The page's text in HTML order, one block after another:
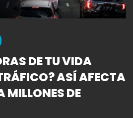
DE TU VIDA
ASÍ AFECTA
MILLONES DE